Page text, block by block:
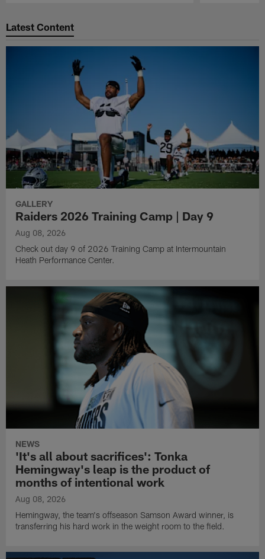
Latest Content
GALLERY
Raiders 2026 Training Camp | Day 9
Aug 08, 2026
Check out day 9 of 2026 Training Camp at Intermountain
Heath Performance Center.
NEWS
'It's all about sacrifices': Tonka
Hemingway's leap is the product of
months of intentional work
Aug 08, 2026
Hemingway, the team's offseason Samson Award winner, is
transferring his hard work in the weight room to the field.